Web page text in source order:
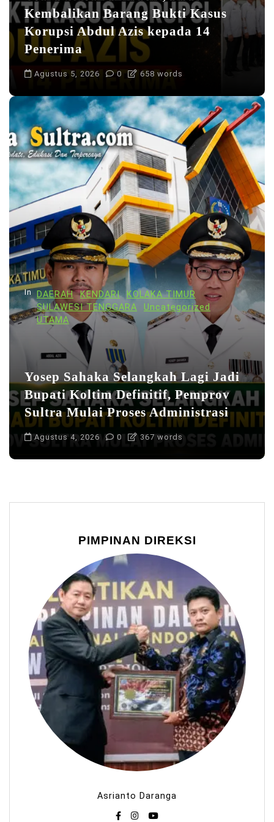
Kembalikan Barang Bukti Kasus
Korupsi Abdul Azis kepada 14
Penerima
Agustus 5, 2026 0 658 words
In DAERAH KENDARI
KOLAKA TIMUR
SULAWESI TENGGARA
Uncategorized
UTAMA
Yosep Sahaka Selangkah Lagi Jadi
Bupati Koltim Definitif, Pemprov
Sultra Mulai Proses Administrasi
Agustus 4, 2026 0 367 words
PIMPINAN DIREKSI
Asrianto Daranga